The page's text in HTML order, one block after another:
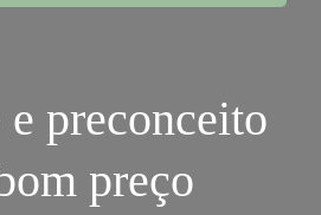
preconceito
preço